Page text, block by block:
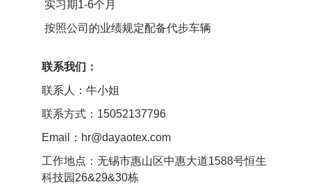
实习期1-6个月
按照公司的业绩规定配备代步车辆
联系我们：
联系人：牛小姐
联系方式：15052137796
Email：hr@dayaotex.com
工作地点：无锡市惠山区中惠大道1588号恒生
科技园26&29&30栋